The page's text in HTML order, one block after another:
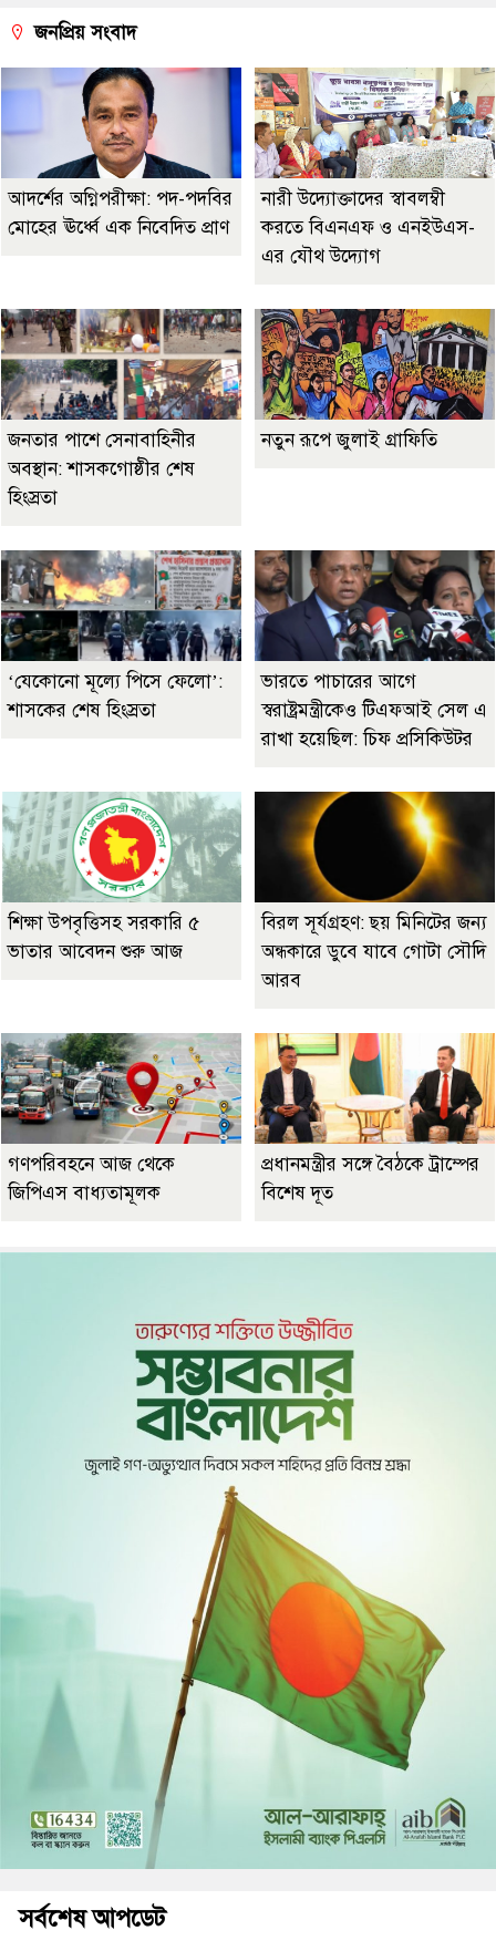
জনপ্রিয় সংবাদ
আদর্শের অগ্নিপরীক্ষা: পদ-পদবির
মোহের ঊর্ধ্বে এক নিবেদিত প্রাণ
নারী উদ্যোক্তাদের স্বাবলম্বী
করতে বিএনএফ ও এনইউএস-
এর যৌথ উদ্যোগ
জনতার পাশে সেনাবাহিনীর
অবস্থান: শাসকগোষ্ঠীর শেষ
হিংস্রতা
নতুন রূপে জুলাই গ্রাফিতি
‘যেকোনো মূল্যে পিসে ফেলো’:
শাসকের শেষ হিংস্রতা
ভারতে পাচারের আগে
স্বরাষ্ট্রমন্ত্রীকেও টিএফআই সেল এ
রাখা হয়েছিল: চিফ প্রসিকিউটর
শিক্ষা উপবৃত্তিসহ সরকারি ৫
ভাতার আবেদন শুরু আজ
বিরল সূর্যগ্রহণ: ছয় মিনিটের জন্য
অন্ধকারে ডুবে যাবে গোটা সৌদি
আরব
গণপরিবহনে আজ থেকে
জিপিএস বাধ্যতামূলক
প্রধানমন্ত্রীর সঙ্গে বৈঠকে ট্রাম্পের
বিশেষ দূত
সর্বশেষ আপডেট